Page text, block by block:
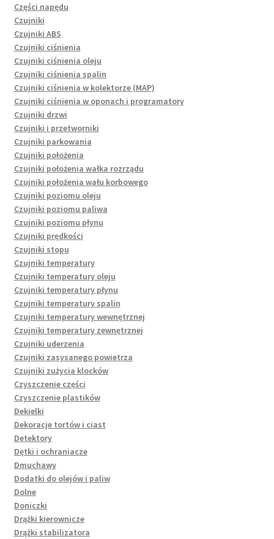
Części napędu
Czujniki
Czujniki ABS
Czujniki ciśnienia
Czujniki ciśnienia oleju
Czujniki ciśnienia spalin
Czujniki ciśnienia w kolektorze (MAP)
Czujniki ciśnienia w oponach i programatory
Czujniki drzwi
Czujniki i przetworniki
Czujniki parkowania
Czujniki położenia
Czujniki położenia wałka rozrządu
Czujniki położenia wału korbowego
Czujniki poziomu oleju
Czujniki poziomu paliwa
Czujniki poziomu płynu
Czujniki prędkości
Czujniki stopu
Czujniki temperatury
Czujniki temperatury oleju
Czujniki temperatury płynu
Czujniki temperatury spalin
Czujniki temperatury wewnętrznej
Czujniki temperatury zewnętrznej
Czujniki uderzenia
Czujniki zasysanego powietrza
Czujniki zużycia klocków
Czyszczenie części
Czyszczenie plastików
Dekielki
Dekoracje tortów i ciast
Detektory
Dętki i ochraniacze
Dmuchawy
Dodatki do olejów i paliw
Dolne
Doniczki
Drążki kierownicze
Drążki stabilizatora